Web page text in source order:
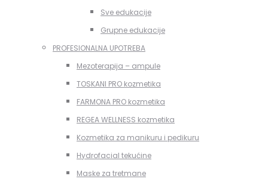
Sve edukacije
Grupne edukacije
PROFESIONALNA UPOTREBA
Mezoterapija – ampule
TOSKANI PRO kozmetika
FARMONA PRO kozmetika
REGEA WELLNESS kozmetika
Kozmetika za manikuru i pedikuru
Hydrofacial tekućine
Maske za tretmane